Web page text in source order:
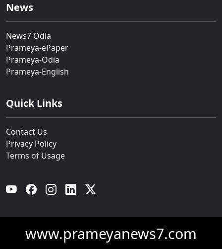
News
News7 Odia
Prameya-ePaper
Prameya-Odia
Prameya-English
Quick Links
Contact Us
Privacy Policy
Terms of Usage
YouTube Facebook Instagram Linkedin
www.prameyanews7.com